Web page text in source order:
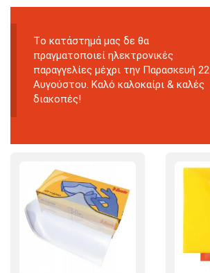
Tο κατάστημά μας δε θα
πραγματοποιεί ηλεκτρονικές
παραγγελίες μέχρι την Παρασκευή 22
Αυγούστου. Καλό καλοκαίρι & καλές
διακοπές!